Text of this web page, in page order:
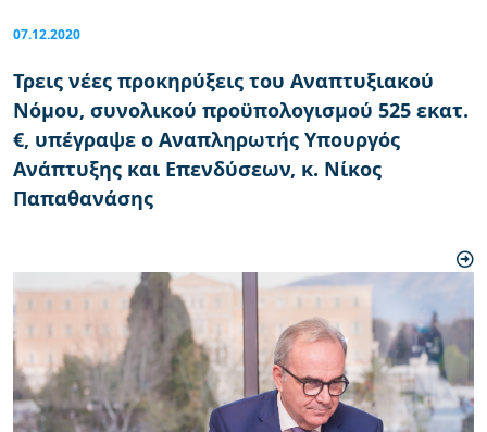
07.12.2020
Τρεις νέες προκηρύξεις του Αναπτυξιακού
Νόμου, συνολικού προϋπολογισμού 525 εκατ.
€, υπέγραψε ο Αναπληρωτής Υπουργός
Ανάπτυξης και Επενδύσεων, κ. Νίκος
Παπαθανάσης